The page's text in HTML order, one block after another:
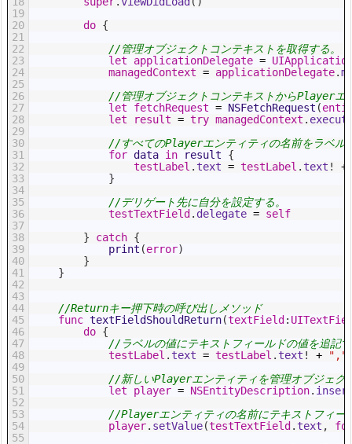
19
20
21
22
23
24
25
26
27
28
29
30
31
32
33
34
35
36
37
38
39
40
41
42
43
44
45
46
47
48
49
50
51
52
53
54
55
do {
//管理オブジェクトコンテキストを取得する。
let
applicationDelegate =
managedContext = applicationDelegate.
//管理オブジェクトコンテキストからPlayerエ
let
fetchRequest = NSFetchRequest (
let
result = try managedContext .
//すべてのPlayerエンティティの名前をラベル
for data in result
{
testLabel . text = testLabel . text !
+
}
//デリゲート先に自分を設定する。
testTextField . delegate = self
}
catch {
print (error)
}
}
//Returnキー押下時の呼び出しメソッド
func textFieldShouldReturn(textField :
do {
//ラベルの値にテキストフィールドの値を追記
testLabel . text = testLabel . text ! +
","
//新しいPlayerエンティティを管理オブジェク
let
player = NSEntityDescription.
//Playerエンティティの名前にテキストフィー
player. setValue(testTextField . text ,